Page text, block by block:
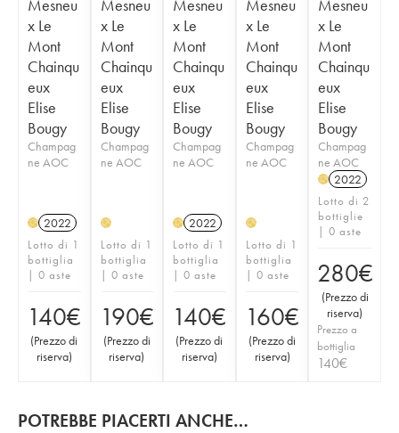
Mesneu
x Le
Mont
Chainqu
eux
Elise
Bougy
Champag
ne AOC
H 2022
Lotto di 1
bottiglia
| 0 aste
140€
(Prezzo di
riserva)
Mesneu
x Le
Mont
Chainqu
eux
Elise
Bougy
Champag
ne AOC
H
Lotto di 1
bottiglia
| 0 aste
190€
(Prezzo di
riserva)
Mesneu
x Le
Mont
Chainqu
eux
Elise
Bougy
Champag
ne AOC
H 2022
Lotto di 1
bottiglia
| 0 aste
140€
(Prezzo di
riserva)
Mesneu
x Le
Mont
Chainqu
eux
Elise
Bougy
Champag
ne AOC
H
Lotto di 1
bottiglia
| 0 aste
160€
(Prezzo di
riserva)
Mesneu
x Le
Mont
Chainqu
eux
Elise
Bougy
Champag
ne AOC
H 2022
Lotto di 2
bottiglie
| 0 aste
280€
(Prezzo di
riserva)
Prezzo a
bottiglia
140€
POTREBBE PIACERTI ANCHE…